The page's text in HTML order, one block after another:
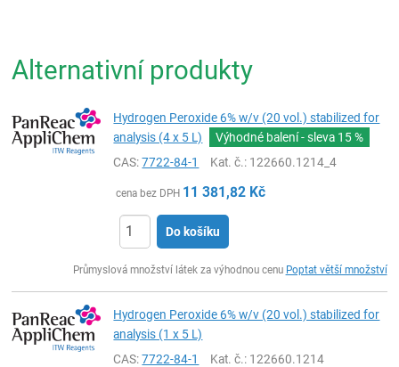
Alternativní produkty
Hydrogen Peroxide 6% w/v (20 vol.) stabilized for
analysis (4 x 5 L)
Výhodné balení - sleva 15 %
CAS:7722-84-1 Kat. č.: 122660.1214_4
cena bez DPH 11 381,82 Kč
Do košíku
Průmyslová množství látek za výhodnou cenu Poptat větší množství
Hydrogen Peroxide 6% w/v (20 vol.) stabilized for
analysis (1 x 5 L)
CAS:7722-84-1 Kat. č.: 122660.1214